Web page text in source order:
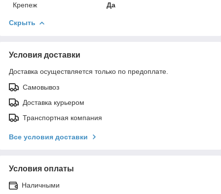
Крепеж
Да
Скрыть
Условия доставки
Доставка осуществляется только по предоплате.
Самовывоз
Доставка курьером
Транспортная компания
Все условия доставки
Условия оплаты
Наличными